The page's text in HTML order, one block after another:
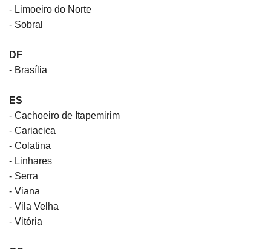
- Limoeiro do Norte
- Sobral
DF
- Brasília
ES
- Cachoeiro de Itapemirim
- Cariacica
- Colatina
- Linhares
- Serra
- Viana
- Vila Velha
- Vitória